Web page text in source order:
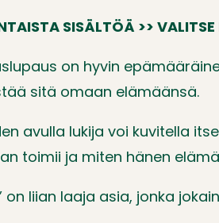
SISÄLTÖÄ >> VALITSE
on hyvin
sitä omaan elämäänsä.
avulla lukija voi kuvitella
toimii ja miten hänen
on liian laaja asia, jonka